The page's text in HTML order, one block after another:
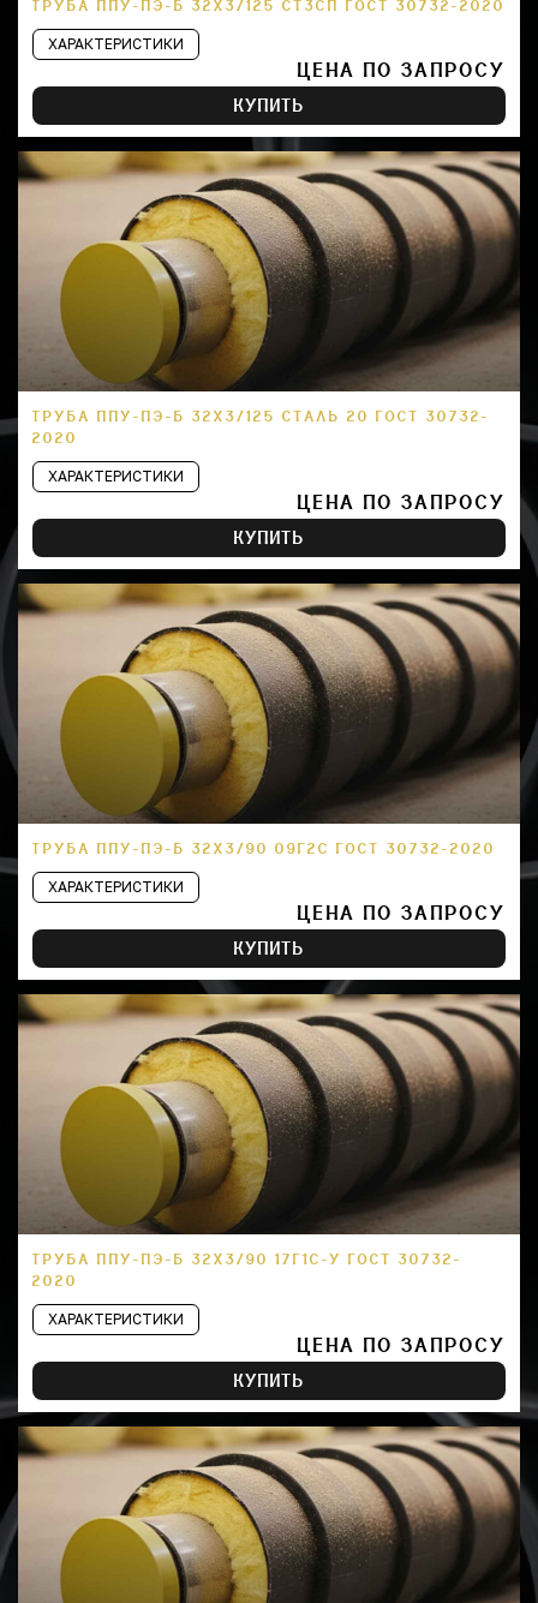
ТРУБА ППУ-ПЭ-Б 32Х3/125 СТ3СП ГОСТ 30732-2020
ХАРАКТЕРИСТИКИ
ЦЕНА ПО ЗАПРОСУ
КУПИТЬ
ТРУБА ППУ-ПЭ-Б 32Х3/125 СТАЛЬ 20 ГОСТ 30732-
2020
ХАРАКТЕРИСТИКИ
ЦЕНА ПО ЗАПРОСУ
КУПИТЬ
ТРУБА ППУ-ПЭ-Б 32Х3/90 09Г2С ГОСТ 30732-2020
ХАРАКТЕРИСТИКИ
ЦЕНА ПО ЗАПРОСУ
КУПИТЬ
ТРУБА ППУ-ПЭ-Б 32Х3/90 17Г1С-У ГОСТ 30732-
2020
ХАРАКТЕРИСТИКИ
ЦЕНА ПО ЗАПРОСУ
КУПИТЬ